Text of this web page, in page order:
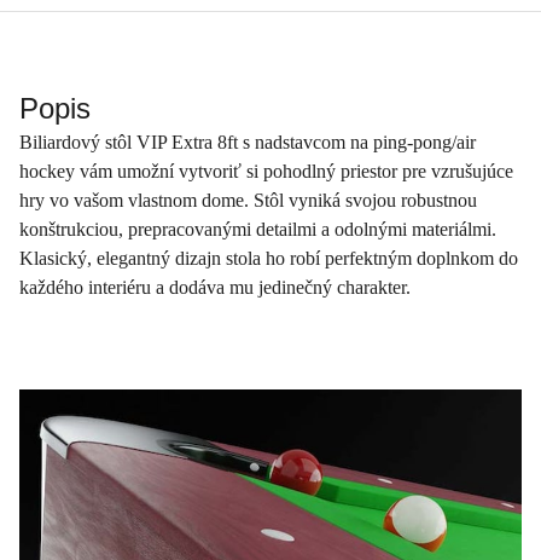
Popis
Biliardový stôl VIP Extra 8ft s nadstavcom na ping-pong/air
hockey vám umožní vytvoriť si pohodlný priestor pre vzrušujúce
hry vo vašom vlastnom dome. Stôl vyniká svojou robustnou
konštrukciou, prepracovanými detailmi a odolnými materiálmi.
Klasický, elegantný dizajn stola ho robí perfektným doplnkom do
každého interiéru a dodáva mu jedinečný charakter.